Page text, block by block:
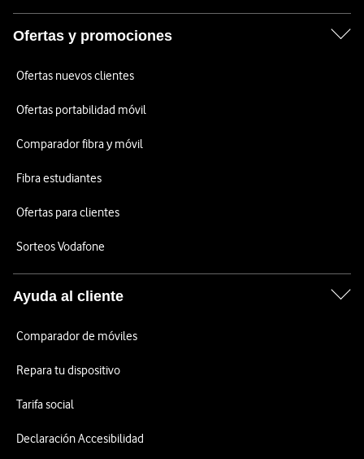
Ofertas y promociones
Ofertas nuevos clientes
Ofertas portabilidad móvil
Comparador fibra y móvil
Fibra estudiantes
Ofertas para clientes
Sorteos Vodafone
Ayuda al cliente
Comparador de móviles
Repara tu dispositivo
Tarifa social
Declaración Accesibilidad